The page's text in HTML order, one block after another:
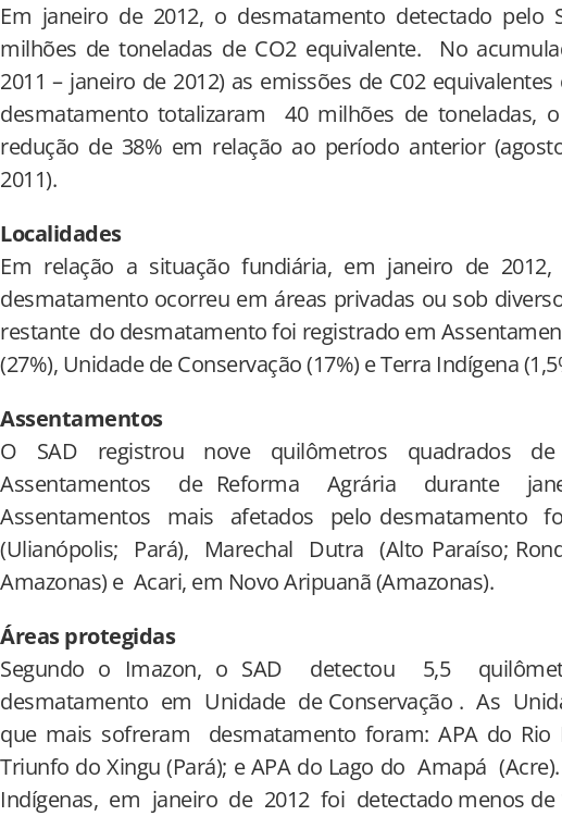
Em janeiro de 2012, o desmatamento detectado pelo
milhões de toneladas de CO2 equivalente. No
2011 – janeiro de 2012) as emissões de C02
desmatamento totalizaram 40 milhões de toneladas,
redução de 38% em relação ao período anterior
2011).
Localidades
Em relação a situação fundiária, em janeiro de
desmatamento ocorreu em áreas privadas ou sob
restante do desmatamento foi registrado em
(27%), Unidade de Conservação (17%) e Terra Indígena
Assentamentos
O SAD registrou nove quilômetros quadrados
Assentamentos de Reforma Agrária durante
Assentamentos mais afetados pelo desmatamento
(Ulianópolis; Pará), Marechal Dutra (Alto Paraíso;
Amazonas) e Acari, em Novo Aripuanã (Amazonas).
Áreas protegidas
Segundo o Imazon, o SAD detectou 5,5
desmatamento em Unidade de Conservação . As
que mais sofreram desmatamento foram: APA do Rio
Triunfo do Xingu (Pará); e APA do Lago do Amapá
Indígenas, em janeiro de 2012 foi detectado menos de